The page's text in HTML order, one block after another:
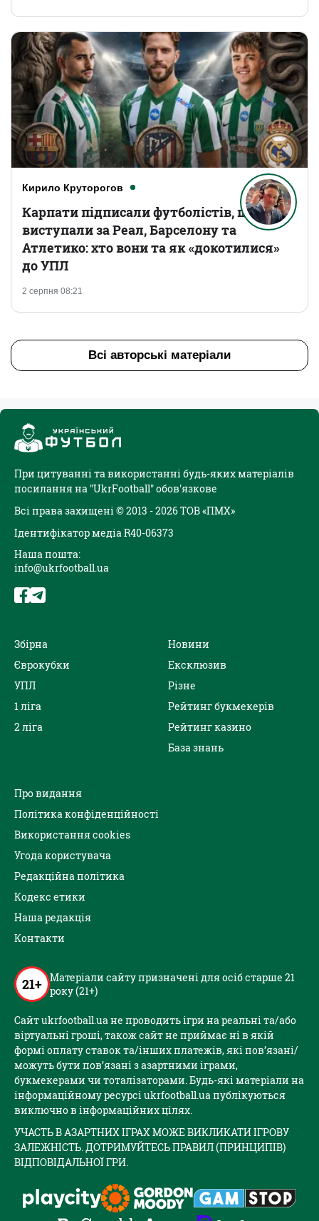
Кирило Круторогов
2 серпня 08:21
Карпати підписали футболістів, що
виступали за Реал, Барселону та
Атлетико: хто вони та як «докотилися»
до УПЛ
Всі авторські матеріали
При цитуванні та використанні будь-яких матеріалів
посилання на "UkrFootball" обов'язкове
Всі права захищені © 2013 - 2026 ТОВ «ПМХ»
Ідентифікатор медіа R40-06373
Наша пошта:
info@ukrfootball.ua
Збірна
Єврокубки
УПЛ
1 ліга
2 ліга
Новини
Ексклюзив
Різне
Рейтинг букмекерів
Рейтинг казино
База знань
Про видання
Політика конфіденційності
Використання cookies
Угода користувача
Редакційна політика
Кодекс етики
Наша редакція
Контакти
21+ Матеріали сайту призначені для осіб старше 21
року (21+)
Сайт ukrfootball.ua не проводить ігри на реальні та/або
віртуальні гроші, також сайт не приймає ні в якій
формі оплату ставок та/інших платежів, які пов’язані/
можуть бути пов’язані з азартними іграми,
букмекерами чи тоталізаторами. Будь-які матеріали на
інформаційному ресурсі ukrfootball.ua публікуються
виключно в інформаційних цілях.
УЧАСТЬ В АЗАРТНИХ ІГРАХ МОЖЕ ВИКЛИКАТИ ІГРОВУ
ЗАЛЕЖНІСТЬ. ДОТРИМУЙТЕСЬ ПРАВИЛ (ПРИНЦИПІВ)
ВІДПОВІДАЛЬНОЇ ГРИ.